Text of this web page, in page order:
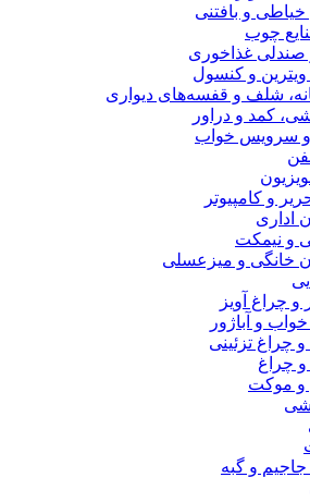
خیاطی و بافتنی
چوب
صندلی غذاخوری
ویترین و کنسول
شلف و قفسه‌های دیواری
کمد و دراور
سرویس خواب
و کامپیوتر
اداری
و نیمکت
خانگی و میزعسلی
و چراغ آویز
و آباژور
چراغ تزئینی
چراغ
و موکت
جاجیم و گبه